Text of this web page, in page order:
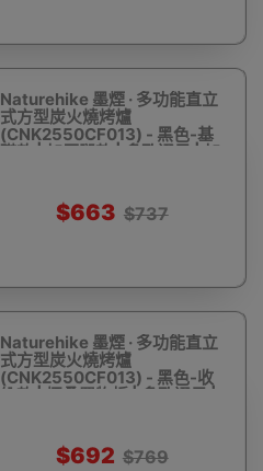
Naturehike 墨煙 · 多功能直立
式方型炭火燒烤爐
(CNK2550CF013) - 黑色-基
礎款 | 加厚腿款 | 多孔通風 | 加
$663 $737
Naturehike 墨煙 · 多功能直立
式方型炭火燒烤爐
(CNK2550CF013) - 黑色-收
納款 | 摺叠置物板 | 多孔通風 |
$692 $769